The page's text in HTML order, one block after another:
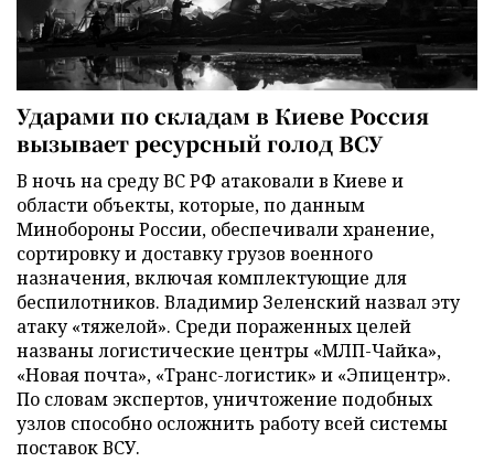
Ударами по складам в Киеве Россия
вызывает ресурсный голод ВСУ
В ночь на среду ВС РФ атаковали в Киеве и
области объекты, которые, по данным
Минобороны России, обеспечивали хранение,
сортировку и доставку грузов военного
назначения, включая комплектующие для
беспилотников. Владимир Зеленский назвал эту
атаку «тяжелой». Среди пораженных целей
названы логистические центры «МЛП-Чайка»,
«Новая почта», «Транс-логистик» и «Эпицентр».
По словам экспертов, уничтожение подобных
узлов способно осложнить работу всей системы
поставок ВСУ.